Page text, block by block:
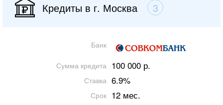
Кредиты в г. Москва 3
Банк
Сумма кредита 100 000 р.
Ставка 6.9%
Срок 12 мес.